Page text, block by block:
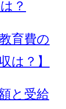
？
育費の
は？】
と受給